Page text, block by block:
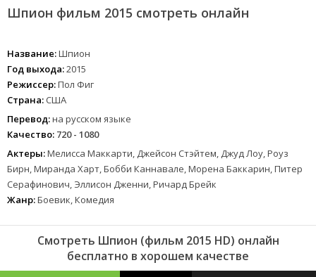
Шпион фильм 2015 смотреть онлайн
Название:Шпион
Год выхода:2015
Режиссер:Пол Фиг
Страна: США
Перевод:на русском языке
Качество: 720 - 1080
Актеры:Мелисса Маккарти, Джейсон Стэйтем, Джуд Лоу, Роуз
Бирн, Миранда Харт, Бобби Каннавале, Морена Баккарин, Питер
Серафинович, Эллисон Дженни, Ричард Брейк
Жанр:Боевик, Комедия
Смотреть Шпион (фильм 2015 HD) онлайн
бесплатно в хорошем качестве